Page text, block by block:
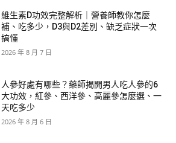
維生素D功效完整解析｜營養師教你怎麼
補、吃多少，D3與D2差別、缺乏症狀一次
搞懂
2026 年 8 月 7 日
人參好處有哪些？藥師揭開男人吃人參的6
大功效，紅參、西洋參、高麗參怎麼選、一
天吃多少
2026 年 8 月 6 日